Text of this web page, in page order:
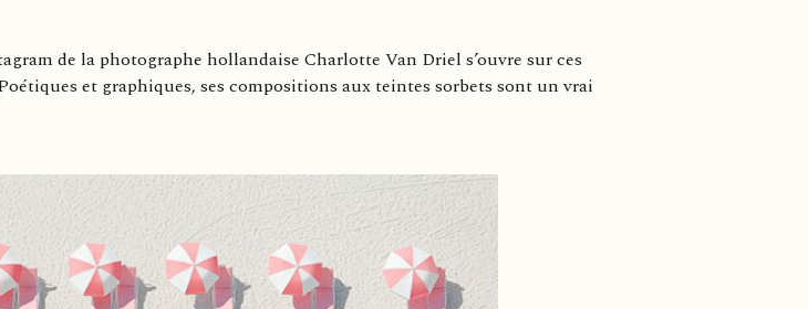
de la photographe hollandaise Charlotte Van Driel s’ouvre sur ces
et graphiques, ses compositions aux teintes sorbets sont un vrai